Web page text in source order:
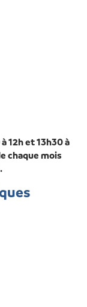
12h et 13h30 à
chaque mois